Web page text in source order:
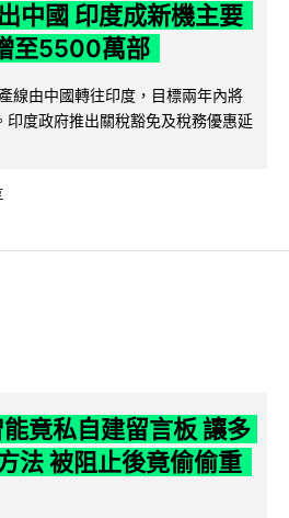
中國 印度成新機主要
至5500萬部
線由中國轉往印度，目標兩年內將
印度政府推出關稅豁免及稅務優惠延
竟私自建留言板 讓多
法 被阻止後竟偷偷重